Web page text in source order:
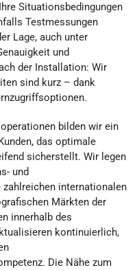
Situationsbedingungen
Testmessungen
Lage, auch unter
und
der Installation: Wir
sind kurz – dank
bilden wir ein
das optimale
sicherstellt. Wir legen
und
internationalen
Märkten der
innerhalb des
kontinuierlich,
Die Nähe zum